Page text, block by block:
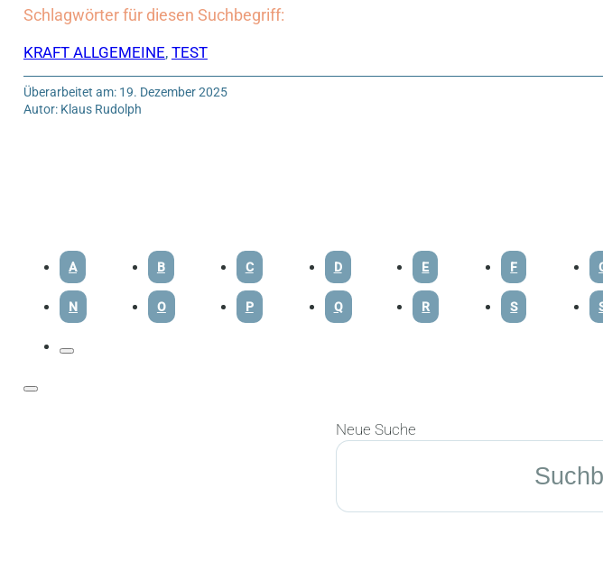
Schlagwörter für diesen Suchbegriff:
KRAFT ALLGEMEINE, TEST
Überarbeitet am: 19. Dezember 2025
Autor: Klaus Rudolph
A B C D E F
N O P Q R S
Neue Suche
Suchen